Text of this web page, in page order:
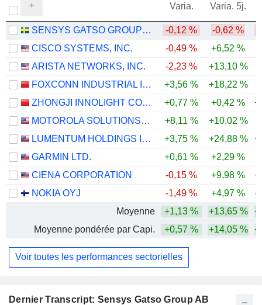
Dernier Transcript: Sensys Gatso Group AB
Varia. Varia. 5j.
SENSYS GATSO GROUP AB -0,12 % -0,62 %
CISCO SYSTEMS, INC.
-0,49 % +6,52 %
ARISTA NETWORKS, INC.
-2,23 % +13,10 %
FOXCONN INDUSTRIAL INTERNET CO., LTD.
+3,56 % +18,22 %
ZHONGJI INNOLIGHT CO., LTD.
+0,77 % +0,42 %
MOTOROLA SOLUTIONS, INC.
+8,11 % +10,02 %
LUMENTUM HOLDINGS INC.
+3,75 % +24,88 %
GARMIN LTD.
+0,61 % +2,29 %
CIENA CORPORATION
-0,15 % +9,98 %
NOKIA OYJ
-1,49 % +4,97 %
Moyenne
+1,13 % +13,65 %
Moyenne pondérée par Capi.
+0,57 % +14,05 %
Voir toutes les performances sectorielles